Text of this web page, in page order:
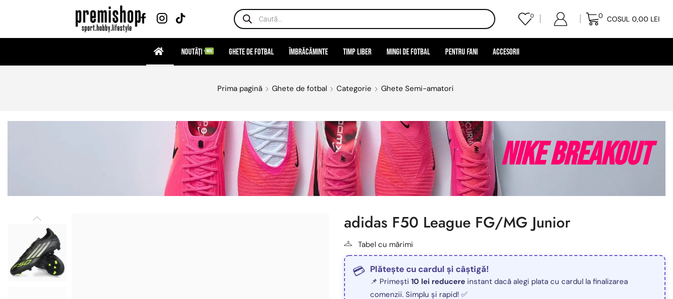
0 0 COSUL 0,00 LEI
Noutăți NOU Ghete de fotbal Îmbrăcăminte Timp liber Mingi de fotbal Pentru Fani Accesorii
Prima pagină Ghete de fotbal Categorie Ghete Semi-amatori
Nike Breakout
adidas F50 League FG/MG Junior
Tabel cu mărimi
Plătește cu cardul și câștigă!
📌 Primești 10 lei reducere instant dacă alegi plata cu cardul la finalizarea
comenzii. Simplu și rapid! ✅